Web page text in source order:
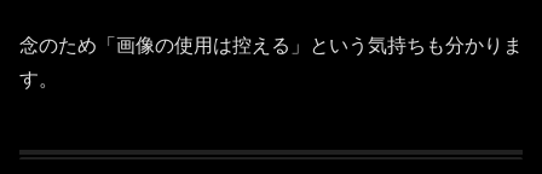
念のため「画像の使用は控える」という気持ちも分かりま
す。